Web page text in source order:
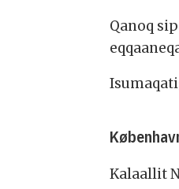
Qanoq
Kalaallit